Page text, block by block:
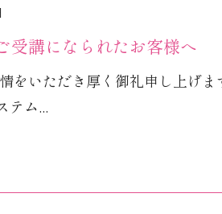
受講になられたお客様へ
をいただき厚く御礼申し上げま
ム...